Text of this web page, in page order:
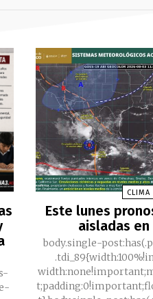
CLIMA
Este lunes
aisladas en
body.single-